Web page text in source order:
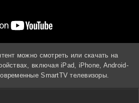
можно смотреть или скачать на
включая iPad, iPhone, Android-
SmartTV телевизоры.